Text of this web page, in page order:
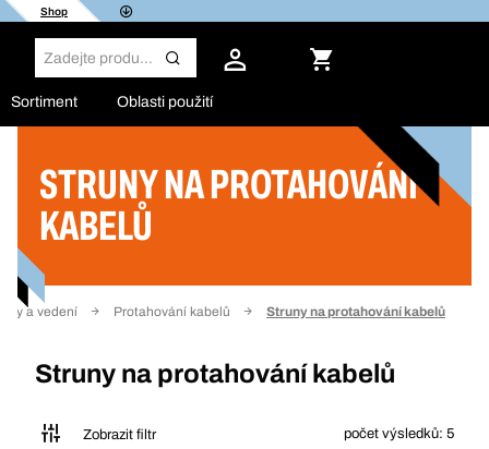
Shop
Sortiment Oblasti použití
STRUNY NA PROTAHOVÁNÍ
KABELŮ
a vedení Protahování kabelů Struny na protahování kabelů
Struny na protahování kabelů
Zobrazit filtr počet výsledků: 5
Filtr